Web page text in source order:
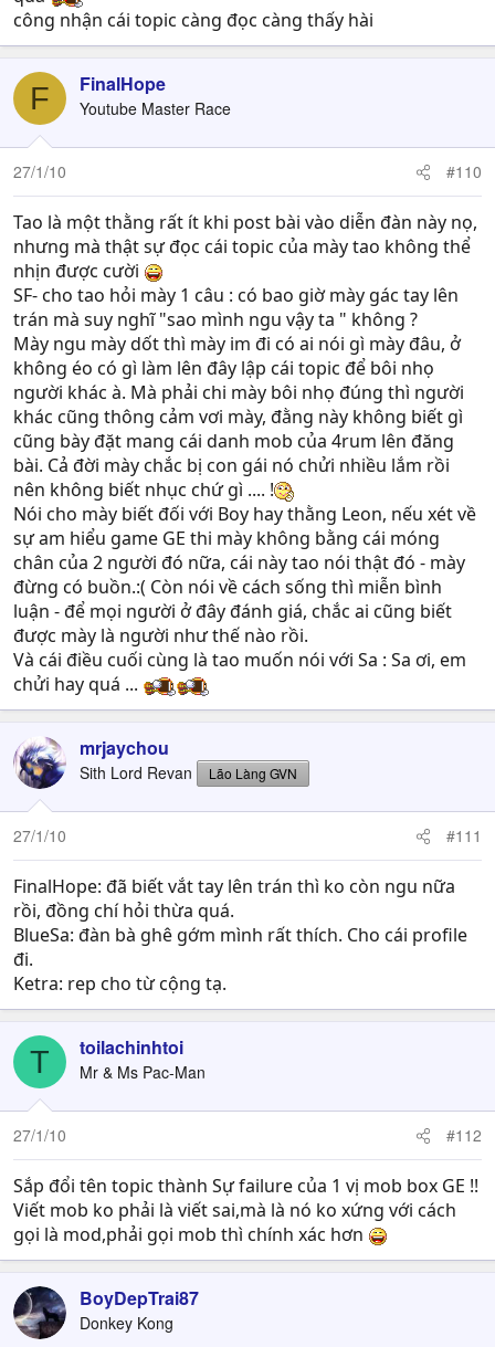
công nhận cái topic càng đọc càng thấy hài
F FinalHope
Youtube Master Race
27/1/10 #110
Tao là một thằng rất ít khi post bài vào diễn đàn này nọ,
nhưng mà thật sự đọc cái topic của mày tao không thể
nhịn được cười
SF- cho tao hỏi mày 1 câu : có bao giờ mày gác tay lên
trán mà suy nghĩ "sao mình ngu vậy ta " không ?
Mày ngu mày dốt thì mày im đi có ai nói gì mày đâu, ở
không éo có gì làm lên đây lập cái topic để bôi nhọ
người khác à. Mà phải chi mày bôi nhọ đúng thì người
khác cũng thông cảm vơi mày, đằng này không biết gì
cũng bày đặt mang cái danh mob của 4rum lên đăng
bài. Cả đời mày chắc bị con gái nó chửi nhiều lắm rồi
nên không biết nhục chứ gì .... !
Nói cho mày biết đối với Boy hay thằng Leon, nếu xét về
sự am hiểu game GE thi mày không bằng cái móng
chân của 2 người đó nữa, cái này tao nói thật đó - mày
đừng có buồn.:( Còn nói về cách sống thì miễn bình
luận - để mọi người ở đây đánh giá, chắc ai cũng biết
được mày là người như thế nào rồi.
Và cái điều cuối cùng là tao muốn nói với Sa : Sa ơi, em
chửi hay quá ...
mrjaychou
Sith Lord Revan Lão Làng GVN
27/1/10 #111
FinalHope: đã biết vắt tay lên trán thì ko còn ngu nữa
rồi, đồng chí hỏi thừa quá.
BlueSa: đàn bà ghê gớm mình rất thích. Cho cái profile
đi.
Ketra: rep cho từ cộng tạ.
T toilachinhtoi
Mr & Ms Pac-Man
27/1/10 #112
Sắp đổi tên topic thành Sự failure của 1 vị mob box GE !!
Viết mob ko phải là viết sai,mà là nó ko xứng với cách
gọi là mod,phải gọi mob thì chính xác hơn
BoyDepTrai87
Donkey Kong